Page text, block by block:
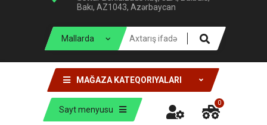
Bakı, AZ1043, Azərbaycan
MAĞAZA KATEQORIYALARI
Sayt menyusu
0